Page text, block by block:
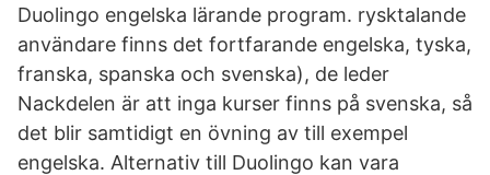
Duolingo engelska lärande program. rysktalande
användare finns det fortfarande engelska, tyska,
franska, spanska och svenska), de leder
Nackdelen är att inga kurser finns på svenska, så
det blir samtidigt en övning av till exempel
engelska. Alternativ till Duolingo kan vara